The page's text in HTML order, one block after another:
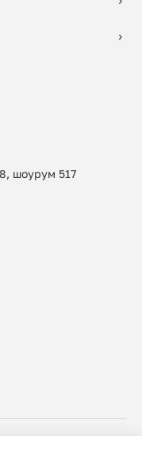
шоурум 517